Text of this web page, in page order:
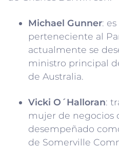
Michael Gunner:
perteneciente al
actualmente se
ministro principal
de Australia.
Vicki O´Halloran:
mujer de negocios
desempeñado
de Somerville